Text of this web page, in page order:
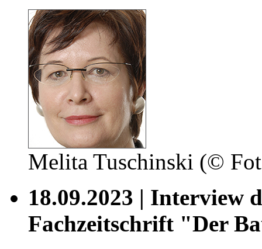
Melita Tuschinski (©
18.09.2023 | Interview
Fachzeitschrift "Der